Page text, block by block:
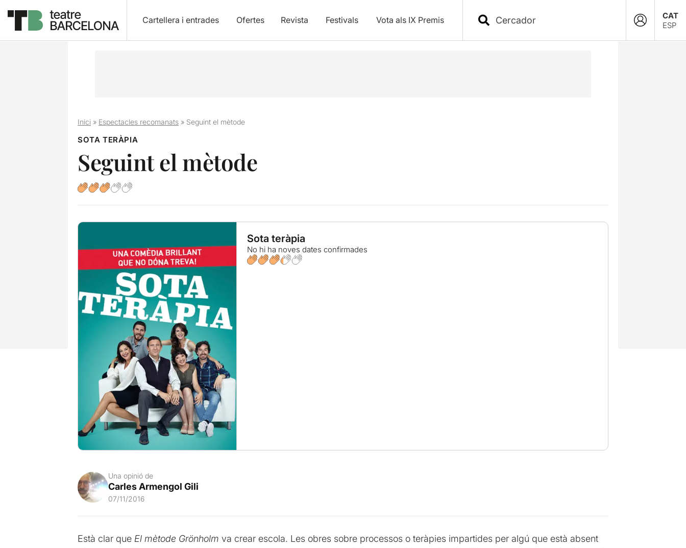
Cartellera i entrades Ofertes Revista Festivals Vota als IX Premis
CAT
ESP
Inici» Espectacles recomanats» Seguint el mètode
SOTA TERÀPIA
Seguint el mètode
Sota teràpia
No hi ha noves dates confirmades
Una opinió de
Carles Armengol Gili
07/11/2016
Està clar queEl mètode Grönholm va crear escola. Les obres sobre processos o teràpies impartides per algú que està absent